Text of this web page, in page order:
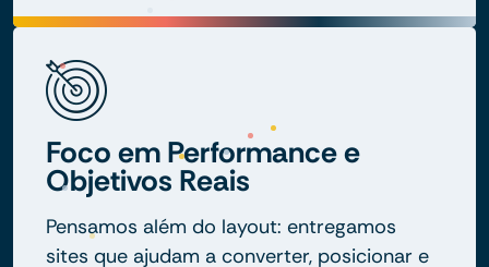
Foco em Performance e
Objetivos Reais
Pensamos além do layout: entregamos
sites que ajudam a converter, posicionar e